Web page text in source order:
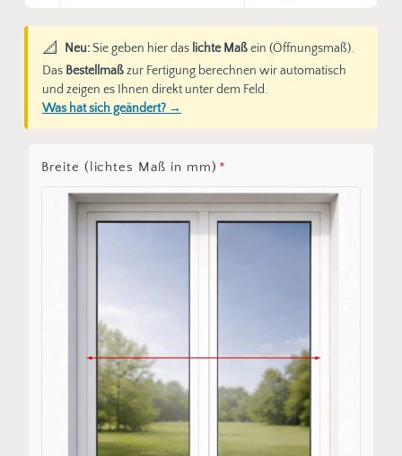
📐 Neu:Sie geben hier das lichte Maßein (Öffnungsmaß).
Das Bestellmaßzur Fertigung berechnen wir automatisch
und zeigen es Ihnen direkt unter dem Feld.
Was hat sich geändert? →
Breite (lichtes Maß in mm) *